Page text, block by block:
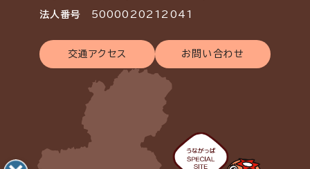
法人番号 5000020212041
交通アクセス お問い合わせ